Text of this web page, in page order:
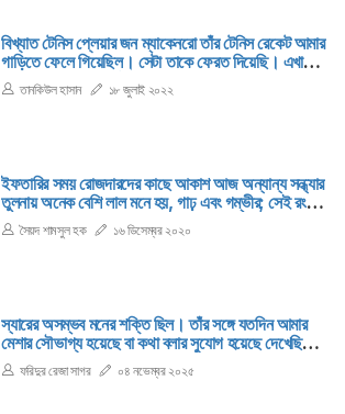
বিখ্যাত টেনিস প্লেয়ার জন ম্যাকেনরো তাঁর টেনিস রেকেট আমার
গাড়িতে ফেলে গিয়েছিল। সেটা তাকে ফেরত দিয়েছি। এখানে
উল্লেখ্য যে, নিউইয়র্ক শহরের রেন্ডালস আইল্যান্ডে জন
ম্যাকেনরোর টেনিস একাডেমি আছে। তাকে আমি সেখানে
তানকিউল হাসান ১৮ জুলাই ২০২২
ইফতারির সময় রোজদারদের কাছে আকাশ আজ অন্যান্য সন্ধ্যার
তুলনায় অনেক বেশি লাল মনে হয়, গাঢ় এবং গম্ভীর; সেই রং
দেখে তাদের কারও কারও মনে পড়ে যায়, হ্যাঁ, এ রকম তারা
শুনেছে, একটি জনপদের ওপর পবিত্রতা যখন পাখা বিস্তার করে
সৈয়দ শামসুল হক ১৬ ডিসেম্বর ২০২০
স্যারের অসম্ভব মনের শক্তি ছিল। তাঁর সঙ্গে যতদিন আমার
মেশার সৌভাগ্য হয়েছে বা কথা বলার সুযোগ হয়েছে দেখেছি
তিনি অসম্ভব রকম মানসিক শক্তির অধিকারী।
ফরিদুর রেজা সাগর ০৪ নভেম্বর ২০২৫